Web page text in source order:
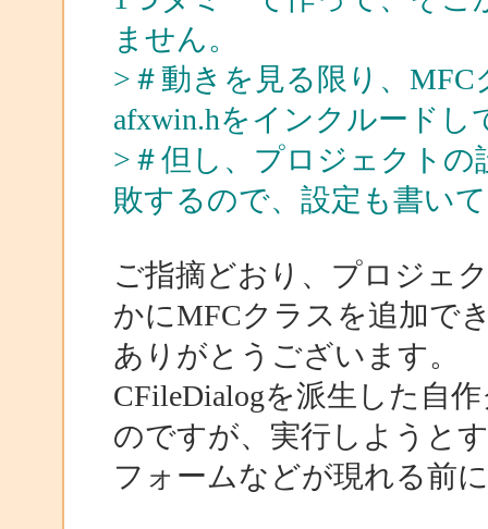
ません。
>＃動きを見る限り、
afxwin.hをインクルード
>＃但し、プロジェクト
敗するので、設定も書い
ご指摘どおり、プロジェ
かにMFCクラスを追加で
ありがとうございます。
CFileDialogを派生した自
のですが、実行しようと
フォームなどが現れる前に